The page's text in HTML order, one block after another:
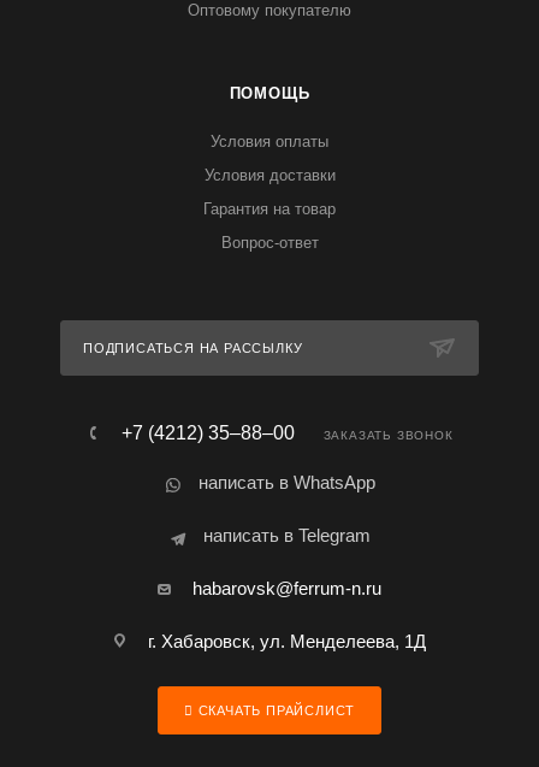
Оптовому покупателю
ПОМОЩЬ
Условия оплаты
Условия доставки
Гарантия на товар
Вопрос-ответ
ПОДПИСАТЬСЯ НА РАССЫЛКУ
+7 (4212) 35‒88‒00 ЗАКАЗАТЬ ЗВОНОК
написать в WhatsApp
написать в Telegram
habarovsk@ferrum-n.ru
г. Хабаровск, ул. Менделеева, 1Д
СКАЧАТЬ ПРАЙСЛИСТ